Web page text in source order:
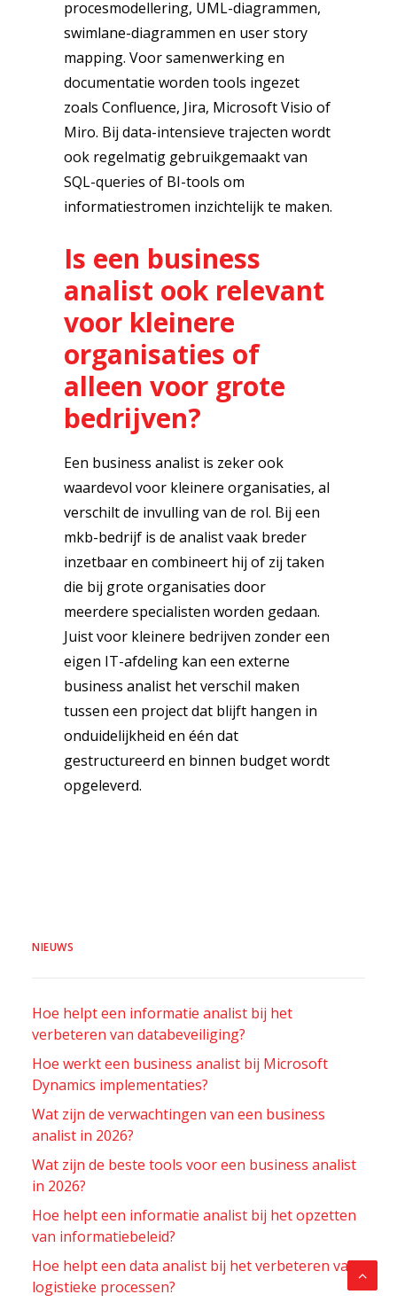
procesmodellering, UML-diagrammen,
swimlane-diagrammen en user story
mapping. Voor samenwerking en
documentatie worden tools ingezet
zoals Confluence, Jira, Microsoft Visio of
Miro. Bij data-intensieve trajecten wordt
ook regelmatig gebruikgemaakt van
SQL-queries of BI-tools om
informatiestromen inzichtelijk te maken.
Is een business
analist ook relevant
voor kleinere
organisaties of
alleen voor grote
bedrijven?
Een business analist is zeker ook
waardevol voor kleinere organisaties, al
verschilt de invulling van de rol. Bij een
mkb-bedrijf is de analist vaak breder
inzetbaar en combineert hij of zij taken
die bij grote organisaties door
meerdere specialisten worden gedaan.
Juist voor kleinere bedrijven zonder een
eigen IT-afdeling kan een externe
business analist het verschil maken
tussen een project dat blijft hangen in
onduidelijkheid en één dat
gestructureerd en binnen budget wordt
opgeleverd.
NIEUWS
Hoe helpt een informatie analist bij het
verbeteren van databeveiliging?
Hoe werkt een business analist bij Microsoft
Dynamics implementaties?
Wat zijn de verwachtingen van een business
analist in 2026?
Wat zijn de beste tools voor een business analist
in 2026?
Hoe helpt een informatie analist bij het opzetten
van informatiebeleid?
Hoe helpt een data analist bij het verbeteren van
logistieke processen?